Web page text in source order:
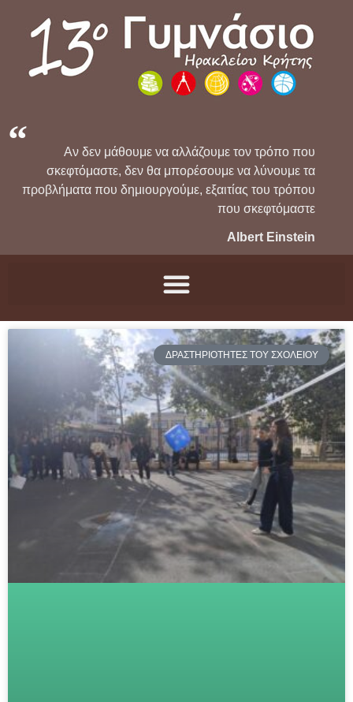
Αν δεν μάθουμε να αλλάζουμε τον τρόπο που
σκεφτόμαστε, δεν θα μπορέσουμε να λύνουμε τα
προβλήματα που δημιουργούμε, εξαιτίας του τρόπου
που σκεφτόμαστε
Albert Einstein
ΔΡΑΣΤΗΡΙΟΤΗΤΕΣ ΤΟΥ ΣΧΟΛΕΙΟΥ